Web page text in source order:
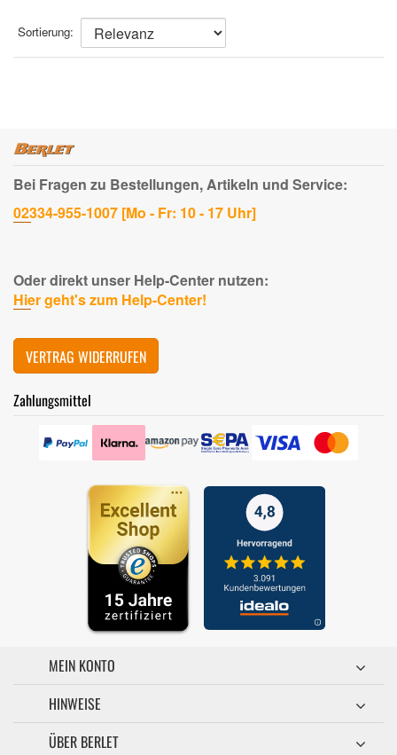
Sortierung:
Bei Fragen zu Bestellungen, Artikeln und Service:
02334-955-1007 [Mo - Fr: 10 - 17 Uhr]
Oder direkt unser Help-Center nutzen:
Hier geht's zum Help-Center!
VERTRAG WIDERRUFEN
Zahlungsmittel
MEIN KONTO
HINWEISE
ÜBER BERLET